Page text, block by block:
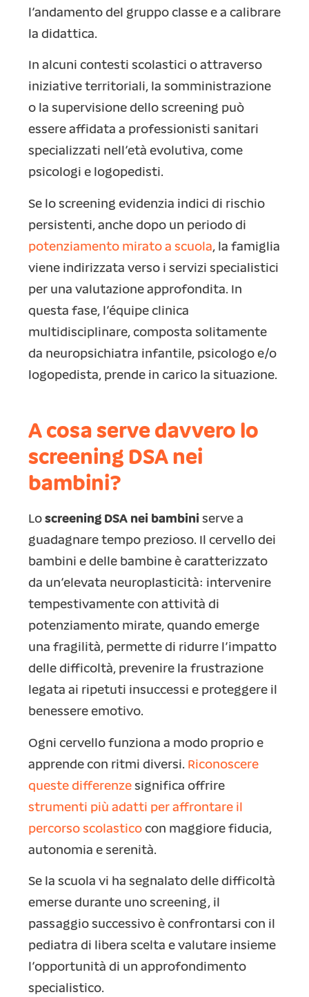
l’andamento del gruppo classe e a calibrare
la didattica.
In alcuni contesti scolastici o attraverso
iniziative territoriali, la somministrazione
o la supervisione dello screening può
essere affidata a professionisti sanitari
specializzati nell’età evolutiva, come
psicologi e logopedisti.
Se lo screening evidenzia indici di rischio
persistenti, anche dopo un periodo di
potenziamento mirato a scuola, la famiglia
viene indirizzata verso i servizi specialistici
per una valutazione approfondita. In
questa fase, l’équipe clinica
multidisciplinare, composta solitamente
da neuropsichiatra infantile, psicologo e/o
logopedista, prende in carico la situazione.
A cosa serve davvero lo
screening DSA nei
bambini?
Lo screening DSA nei bambini serve a
guadagnare tempo prezioso. Il cervello dei
bambini e delle bambine è caratterizzato
da un’elevata neuroplasticità: intervenire
tempestivamente con attività di
potenziamento mirate, quando emerge
una fragilità, permette di ridurre l’impatto
delle difficoltà, prevenire la frustrazione
legata ai ripetuti insuccessi e proteggere il
benessere emotivo.
Ogni cervello funziona a modo proprio e
apprende con ritmi diversi. Riconoscere
queste differenze significa offrire
strumenti più adatti per affrontare il
percorso scolastico con maggiore fiducia,
autonomia e serenità.
Se la scuola vi ha segnalato delle difficoltà
emerse durante uno screening, il
passaggio successivo è confrontarsi con il
pediatra di libera scelta e valutare insieme
l’opportunità di un approfondimento
specialistico.